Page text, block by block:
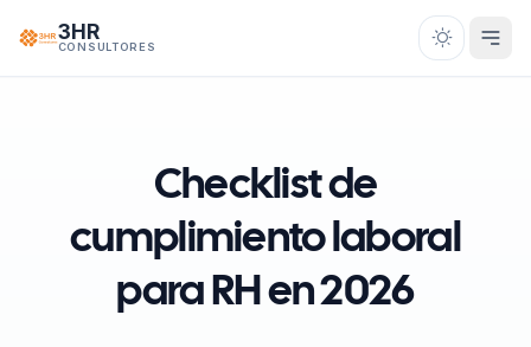
3HR
CONSULTORES
Checklist de
cumplimiento laboral
para RHen 2026